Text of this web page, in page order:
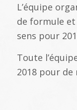
L’équipe
de formule
sens pour
Toute
2018 pour